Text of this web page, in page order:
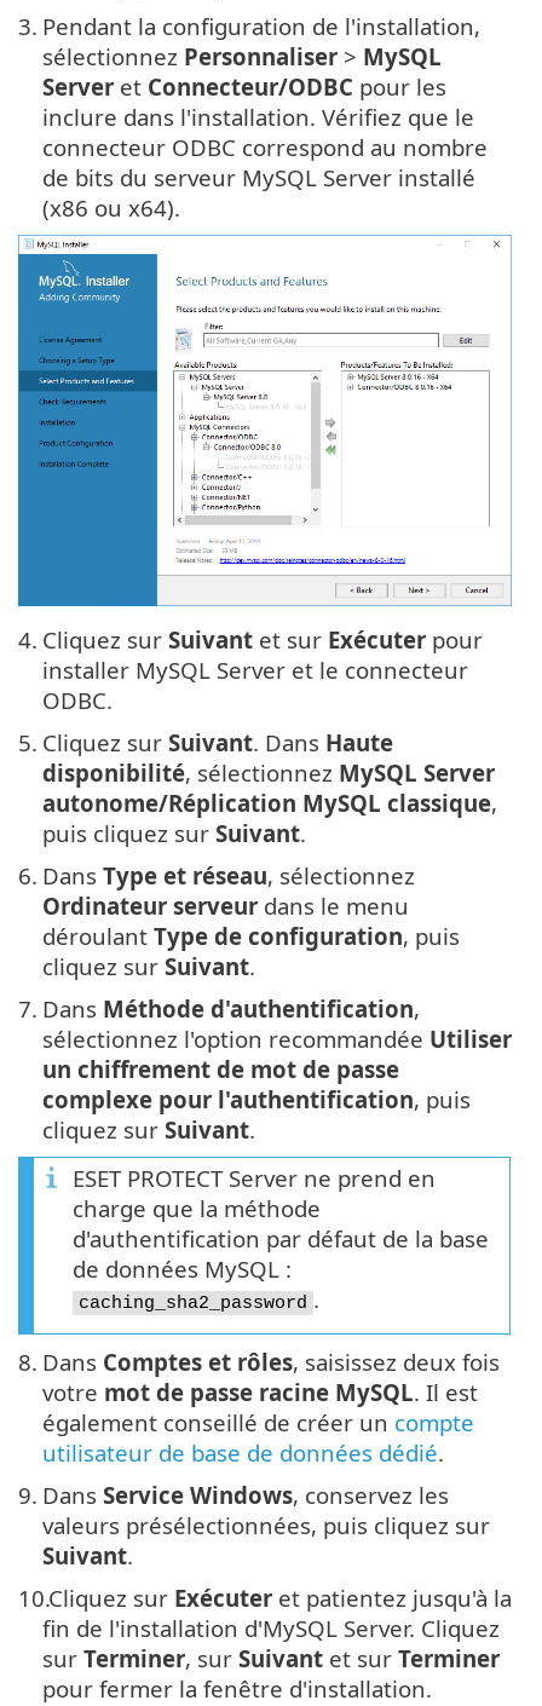
3. Pendant la configuration de l'installation,
sélectionnez Personnaliser > MySQL
Server et Connecteur/ODBC pour les
inclure dans l'installation. Vérifiez que le
connecteur ODBC correspond au nombre
de bits du serveur MySQL Server installé
(x86 ou x64).
4. Cliquez sur Suivant et sur Exécuter pour
installer MySQL Server et le connecteur
ODBC.
5. Cliquez sur Suivant. Dans Haute
disponibilité, sélectionnez MySQL Server
autonome/Réplication MySQL classique,
puis cliquez sur Suivant.
6. Dans Type et réseau, sélectionnez
Ordinateur serveur dans le menu
déroulant Type de configuration, puis
cliquez sur Suivant.
7. Dans Méthode d'authentification,
sélectionnez l'option recommandée Utiliser
un chiffrement de mot de passe
complexe pour l'authentification, puis
cliquez sur Suivant.
ESET PROTECT Server ne prend en
charge que la méthode
d'authentification par défaut de la base
de données MySQL :
caching_sha2_password .
8. Dans Comptes et rôles, saisissez deux fois
votre mot de passe racine MySQL. Il est
également conseillé de créer un compte
utilisateur de base de données dédié.
9. Dans Service Windows, conservez les
valeurs présélectionnées, puis cliquez sur
Suivant.
10.Cliquez sur Exécuter et patientez jusqu'à la
fin de l'installation d'MySQL Server. Cliquez
sur Terminer, sur Suivant et sur Terminer
pour fermer la fenêtre d'installation.